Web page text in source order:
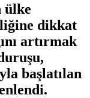
ülke
dikkat
artırmak
başlatılan